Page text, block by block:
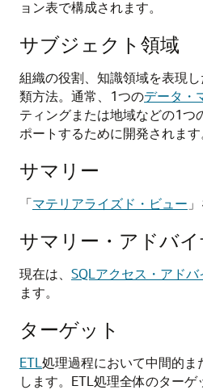
ョン表で構成されます。
サブジェクト領域
組織の役割、知識領域を表現
類方法。通常、1つのデータ・
ティングまたは地域などの1つ
ポートするために開発されます
サマリー
「マテリアライズド・ビュー
サマリー・アドバ
現在は、 SQLアクセス・アドバ
ます。
ターゲット
ETL 処理過程において中間的
します。ETL処理全体のターゲ